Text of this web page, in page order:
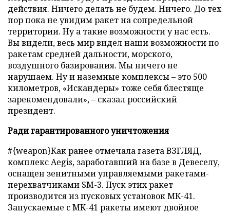
действия. Ничего делать не будем. Ничего. До тех
пор пока не увидим ракет на сопредельной
территории. Ну а такие возможности у нас есть.
Вы видели, весь мир видел наши возможности по
ракетам средней дальности, морского,
воздушного базирования. Мы ничего не
нарушаем. Ну и наземные комплексы – это 500
километров, «Искандеры» тоже себя блестяще
зарекомендовали», – сказал российский
президент.
Ради гарантированного уничтожения
#{weapon}Как ранее отмечала газета ВЗГЛЯД,
комплекс Aegis, заработавший на базе в Девеселу,
оснащен зенитными управляемыми ракетами-
перехватчиками SM-3. Пуск этих ракет
производится из пусковых установок МК-41.
Запускаемые с MK-41 ракеты имеют двойное